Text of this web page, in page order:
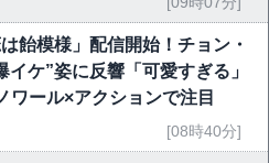
飴模様」配信開始！チョン・
イケ”姿に反響「可愛すぎる」
ワール×アクションで注目
[08時40分]